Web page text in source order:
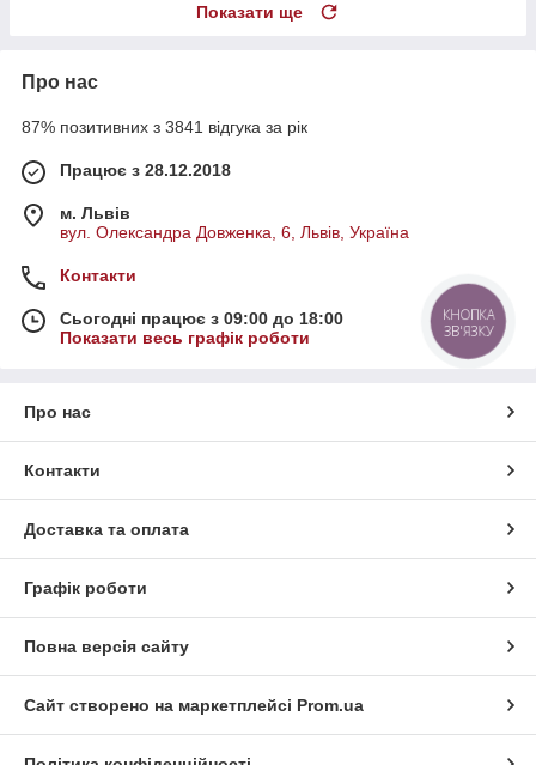
Показати ще
Про нас
87% позитивних з 3841 відгука за рік
Працює з 28.12.2018
м. Львів
вул. Олександра Довженка, 6, Львів, Україна
Контакти
Сьогодні працює з 09:00 до 18:00
Показати весь графік роботи
Про нас
Контакти
Доставка та оплата
Графік роботи
Повна версія сайту
Сайт створено на маркетплейсі Prom.ua
КНОПКА
ЗВ'ЯЗКУ